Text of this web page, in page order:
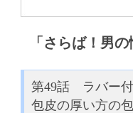
「さらば！男
第49話 ラバー
包皮の厚い方の